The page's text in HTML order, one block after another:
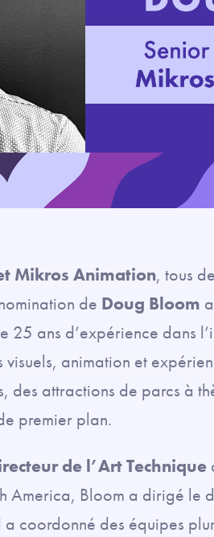
Mikros Animation, tous
de Doug Bloom
25 ans d’expérience dans
animation et
des attractions de parcs à
premier plan.
de l’Art Technique
America, Bloom a dirigé le
coordonné des équipes